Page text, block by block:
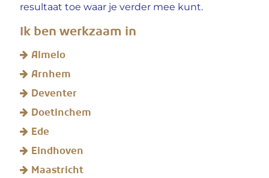
resultaat toe waar je verder mee kunt.
Ik ben werkzaam in
Almelo
Arnhem
Deventer
Doetinchem
Ede
Eindhoven
Maastricht